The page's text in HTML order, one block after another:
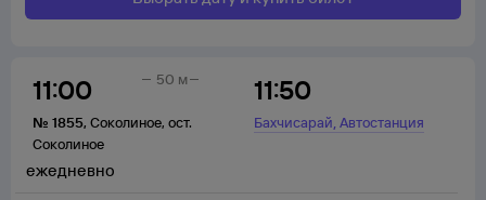
11:00
№ 1855, Соколиное, ост.
Соколиное
11:50
Бахчисарай,Автостанция
50 м
ежедневно